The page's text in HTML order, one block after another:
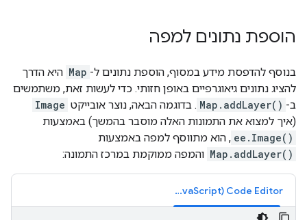
הוספת נתונים למפה
בנוסף להדפסת מידע במסוף, הוספת נתונים ל- Map היא הדרך
להציג נתונים גיאוגרפיים באופן חזותי. כדי לעשות זאת, משתמשים
ב- Map.addLayer() . בדוגמה הבאה, נוצר אובייקט Image
(איך למצוא את התמונות האלה מוסבר בהמשך) באמצעות
ee.Image() , הוא מתווסף למפה באמצעות
Map.addLayer() והמפה ממוקמת במרכז התמונה:
Code Editor‏ (JavaScript)